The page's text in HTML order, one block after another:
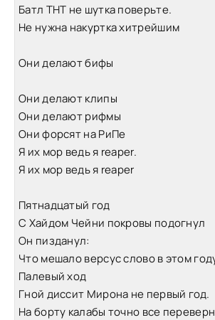
Батл ТНТ не шутка поверьте.
Не нужна накуртка хитрейшим
Они делают бифы
Они делают клипы
Они делают рифмы
Они форсят на РиПе
Я их мор ведь я reaper.
Я их мор ведь я reaper
Пятнадцатый год
С Хайдом Чейни покровы подогнул
Он пизданул:
Что мешало версус слово в этом
Палевый ход
Гной диссит Мирона не первый год.
На борту калабы точно все